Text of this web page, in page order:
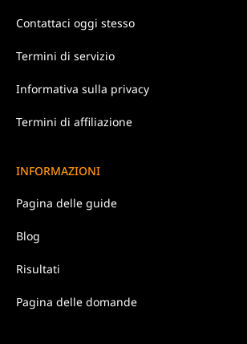
Contattaci oggi stesso
Termini di servizio
Informativa sulla privacy
Termini di affiliazione
INFORMAZIONI
Pagina delle guide
Blog
Risultati
Pagina delle domande